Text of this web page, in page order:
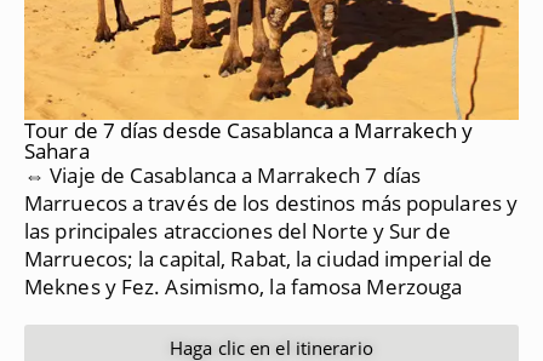
Tour de 7 días desde Casablanca a Marrakech y
Sahara
⇔ Viaje de Casablanca a Marrakech 7 días
Marruecos a través de los destinos más populares y
las principales atracciones del Norte y Sur de
Marruecos; la capital, Rabat, la ciudad imperial de
Meknes y Fez. Asimismo, la famosa Merzouga
Haga clic en el itinerario